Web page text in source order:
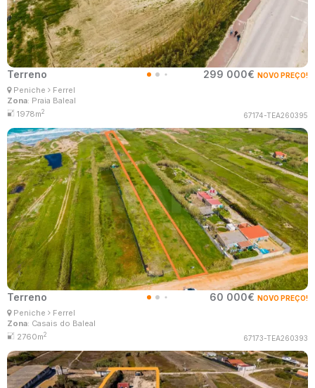
Terreno 299 000€ NOVO PREÇO!
Peniche
Ferrel
Zona: Praia Baleal
1978m2 67174-TEA260395
Terreno 60 000€ NOVO PREÇO!
Peniche
Ferrel
Zona: Casais do Baleal
2760m2 67173-TEA260393